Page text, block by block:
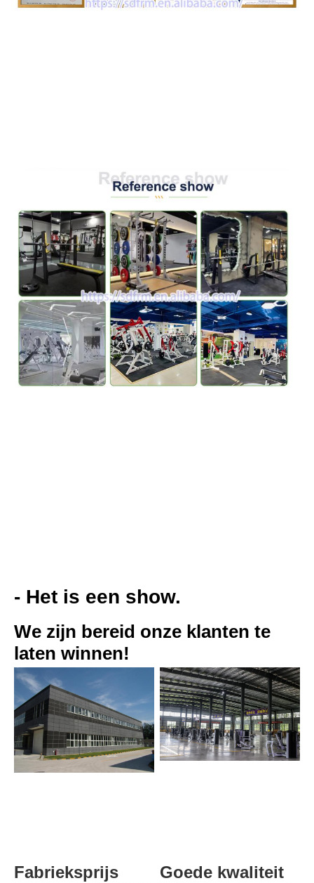
- Het is een show.
We zijn bereid onze klanten te
laten winnen!
Fabrieksprijs Goede kwaliteit